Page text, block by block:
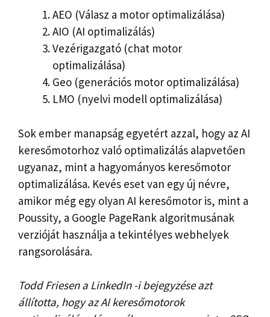
AEO (Válasz a motor optimalizálása)
AIO (AI optimalizálás)
Vezérigazgató (chat motor
optimalizálása)
Geo (generációs motor optimalizálása)
LMO (nyelvi modell optimalizálása)
Sok ember manapság egyetért azzal, hogy az AI
keresőmotorhoz való optimalizálás alapvetően
ugyanaz, mint a hagyományos keresőmotor
optimalizálása. Kevés eset van egy új névre,
amikor még egy olyan AI keresőmotor is, mint a
Poussity, a Google PageRank algoritmusának
verzióját használja a tekintélyes webhelyek
rangsorolására.
Todd Friesen a LinkedIn -i bejegyzése azt
állította, hogy az AI keresőmotorok